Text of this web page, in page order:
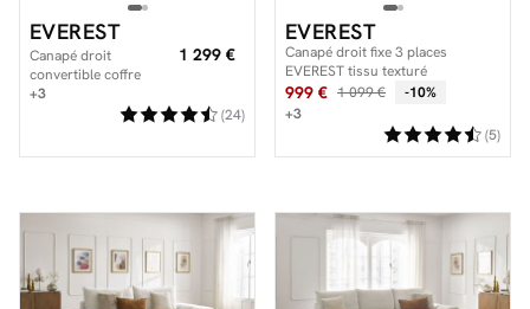
EVEREST
Canapé droit
convertible coffre
EVEREST tissu texturé
1 299 €
+3
(24)
EVEREST
Canapé droit fixe 3 places
EVEREST tissu texturé
999 € 1 099 €
-10%
+3
(5)